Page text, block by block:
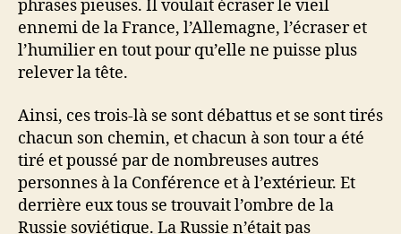
phrases pieuses. Il voulait écraser le vieil
ennemi de la France, l’Allemagne, l’écraser et
l’humilier en tout pour qu’elle ne puisse plus
relever la tête.
Ainsi, ces trois-là se sont débattus et se sont tirés
chacun son chemin, et chacun à son tour a été
tiré et poussé par de nombreuses autres
personnes à la Conférence et à l’extérieur. Et
derrière eux tous se trouvait l’ombre de la
Russie soviétique. La Russie n’était pas